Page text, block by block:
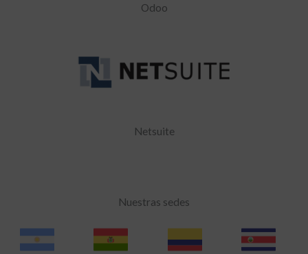
Odoo
Netsuite
Nuestras sedes